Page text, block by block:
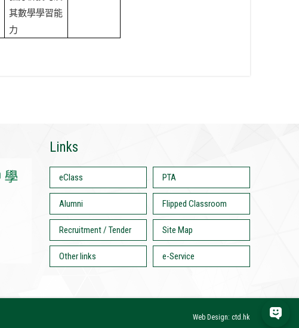
其數學學習能
力
Links
eClass PTA
Alumni Flipped Classroom
Recruitment / Tender Site Map
Other links e-Service
Web Design: ctd.hk